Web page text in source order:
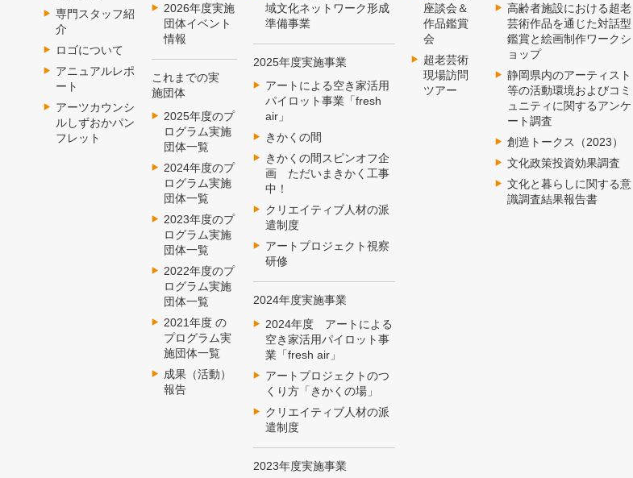
専門スタッフ紹
介
ロゴについて
アニュアルレポ
ート
アーツカウンシ
ルしずおかパン
フレット
2026年度実施
団体イベント
情報
これまでの実
施団体
2025年度のプ
ログラム実施
団体一覧
2024年度のプ
ログラム実施
団体一覧
2023年度のプ
ログラム実施
団体一覧
2022年度のプ
ログラム実施
団体一覧
2021年度 の
プログラム実
施団体一覧
成果（活動）
報告
域文化ネットワーク形成
準備事業
2025年度実施事業
アートによる空き家活用
パイロット事業「fresh
air」
きかくの間
きかくの間スピンオフ企
画 ただいまきかく工事
中！
クリエイティブ人材の派
遣制度
アートプロジェクト視察
研修
2024年度実施事業
2024年度 アートによる
空き家活用パイロット事
業「fresh air」
アートプロジェクトのつ
くり方「きかくの場」
クリエイティブ人材の派
遣制度
2023年度実施事業
座談会＆
作品鑑賞
会
超老芸術
現場訪問
ツアー
高齢者施設における超老
芸術作品を通じた対話型
鑑賞と絵画制作ワークシ
ョップ
静岡県内のアーティスト
等の活動環境およびコミ
ュニティに関するアンケ
ート調査
創造トークス（2023）
文化政策投資効果調査
文化と暮らしに関する意
識調査結果報告書